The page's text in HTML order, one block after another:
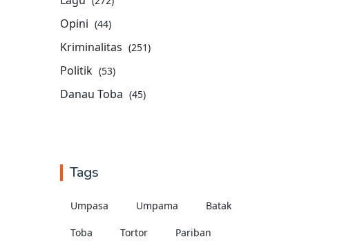
Opini (44)
Kriminalitas (251)
Politik (53)
Danau Toba (45)
Tags
Umpasa Umpama Batak
Toba Tortor Pariban